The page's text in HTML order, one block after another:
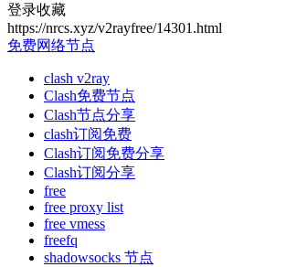
登录收藏
https://nrcs.xyz/v2rayfree/14301.html
免费网络节点
clash v2ray
Clash免费节点
Clash节点分享
clash订阅免费
Clash订阅免费分享
Clash订阅分享
free
free proxy list
free vmess
freefq
shadowsocks 节点